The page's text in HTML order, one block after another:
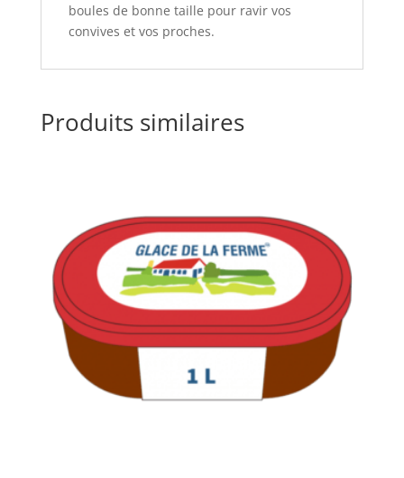
boules de bonne taille pour ravir vos
convives et vos proches.
Produits similaires